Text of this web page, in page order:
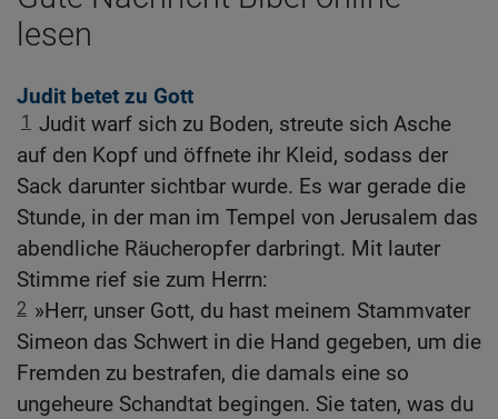
lesen
Judit betet zu Gott
1 Judit warf sich zu Boden, streute sich Asche
auf den Kopf und öffnete ihr Kleid, sodass der
Sack darunter sichtbar wurde. Es war gerade die
Stunde, in der man im Tempel von Jerusalem das
abendliche Räucheropfer darbringt. Mit lauter
Stimme rief sie zum Herrn:
2 »Herr, unser Gott, du hast meinem Stammvater
Simeon das Schwert in die Hand gegeben, um die
Fremden zu bestrafen, die damals eine so
ungeheure Schandtat begingen. Sie taten, was du